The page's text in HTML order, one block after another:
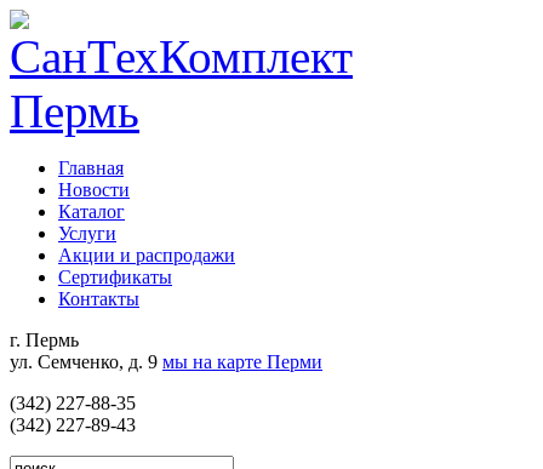
Главная
Новости
Каталог
Услуги
Акции и распродажи
Сертификаты
Контакты
г. Пермь
ул. Семченко, д. 9 мы на карте Перми
(342) 227-88-35
(342) 227-89-43